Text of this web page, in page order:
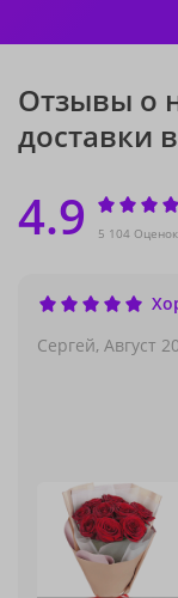
Отзывы о
доставки в
4.9 5 104 Оценок
Сергей, Август